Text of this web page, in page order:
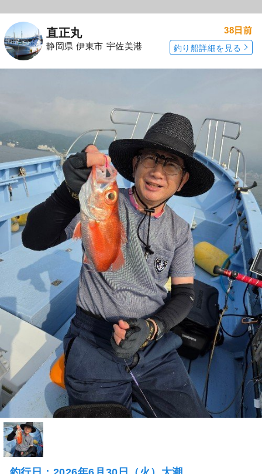
直正丸
静岡県 伊東市 宇佐美港
38日前
釣り船詳細を見る